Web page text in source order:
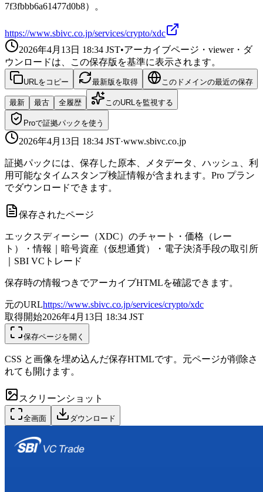
7f3fbbb6a61477d0b8）。
https://www.sbivc.co.jp/services/crypto/xdc
2026年4月13日 18:34 JST•アーカイブページ・viewer・ダ
ウンロードは、この保存版を基準に表示されます。
URLをコピー 最新版を取得 このドメインの最近の保存
最新 最古 全履歴 このURLを監視する
Proで証拠パックを使う
2026年4月13日 18:34 JST·www.sbivc.co.jp
証拠パックには、保存した原本、メタデータ、ハッシュ、利
用可能なタイムスタンプ検証情報が含まれます。Pro プラン
でダウンロードできます。
保存されたページ
エックスディーシー（XDC）のチャート・価格（レー
ト）・情報｜暗号資産（仮想通貨）・電子決済手段の取引所
｜SBI VCトレード
保存時の情報つきでアーカイブHTMLを確認できます。
元のURLhttps://www.sbivc.co.jp/services/crypto/xdc
取得開始2026年4月13日 18:34 JST
保存ページを開く
CSS と画像を埋め込んだ保存HTMLです。元ページが削除さ
れても開けます。
スクリーンショット
全画面 ダウンロード